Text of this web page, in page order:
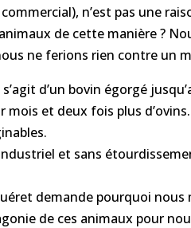
n’est pas une
de cette manière ?
ne ferions rien contre un
s’agit d’un bovin égorgé
mois et deux fois plus
et sans
demande pourquoi
de ces animaux pour